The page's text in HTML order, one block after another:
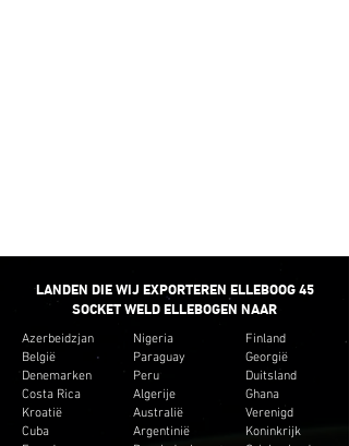
LANDEN DIE WIJ EXPORTEREN ELLEBOOG 45
SOCKET WELD ELLEBOGEN NAAR
Azerbeidzjan
België
Denemarken
Costa Rica
Kroatië
Cuba
Nigeria
Paraguay
Peru
Algerije
Australië
Argentinië
Finland
Georgië
Duitsland
Ghana
Verenigd
Koninkrijk